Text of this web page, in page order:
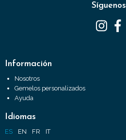
Síguenos
Información
Nosotros
Gemelos personalizados
Ayuda
Idiomas
ES EN FR IT